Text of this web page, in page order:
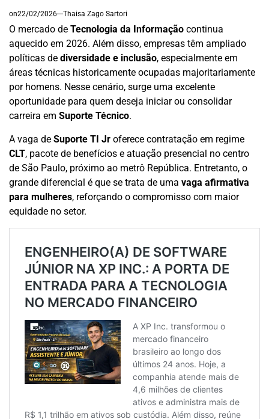
on22/02/2026 Thaisa Zago Sartori
O mercado de Tecnologia da Informação continua
aquecido em 2026. Além disso, empresas têm ampliado
políticas de diversidade e inclusão, especialmente em
áreas técnicas historicamente ocupadas majoritariamente
por homens. Nesse cenário, surge uma excelente
oportunidade para quem deseja iniciar ou consolidar
carreira em Suporte Técnico.
A vaga de Suporte TI Jr oferece contratação em regime
CLT, pacote de benefícios e atuação presencial no centro
de São Paulo, próximo ao metrô República. Entretanto, o
grande diferencial é que se trata de uma vaga afirmativa
para mulheres, reforçando o compromisso com maior
equidade no setor.